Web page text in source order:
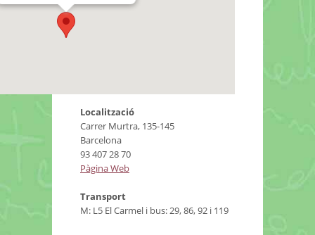
Localització
Carrer Murtra, 135-145
Barcelona
93 407 28 70
Pàgina Web
Transport
M: L5 El Carmel i bus: 29, 86, 92 i 119